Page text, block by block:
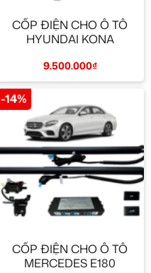
CỐP ĐIỆN CHO Ô TÔ
HYUNDAI KONA
9.500.000₫
-14%
CỐP ĐIỆN CHO Ô TÔ
MERCEDES E180